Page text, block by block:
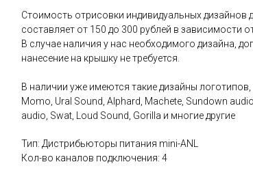
Стоимость отрисовки индивидуальных дизайнов
составляет от 150 до 300 рублей в зависимости
В случае наличия у нас необходимого дизайна,
нанесение на крышку не требуется.
В наличии уже имеются такие дизайны логотипов,
Momo, Ural Sound, Alphard, Machete, Sundown
audio, Swat, Loud Sound, Gorilla и многие другие
Тип: Дистрибьюторы питания mini-ANL
Кол-во каналов подключения: 4